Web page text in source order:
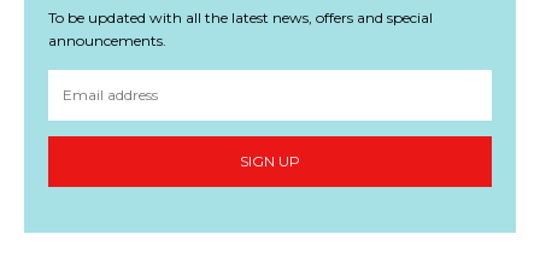
To be updated with all the latest news, offers and special
announcements.
SIGN UP